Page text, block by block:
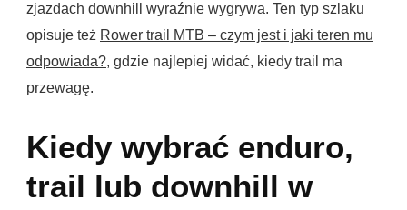
zjazdach downhill wyraźnie wygrywa. Ten typ szlaku
opisuje też Rower trail MTB – czym jest i jaki teren mu
odpowiada?, gdzie najlepiej widać, kiedy trail ma
przewagę.
Kiedy wybrać enduro,
trail lub downhill w